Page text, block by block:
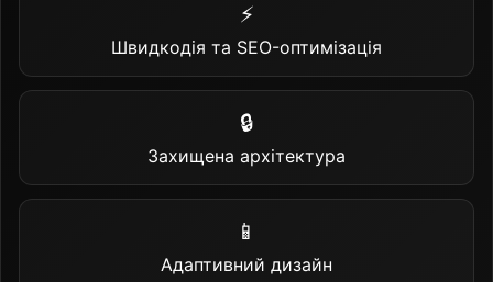
⚡
Швидкодія та SEO-оптимізація
🔒
Захищена архітектура
📱
Адаптивний дизайн